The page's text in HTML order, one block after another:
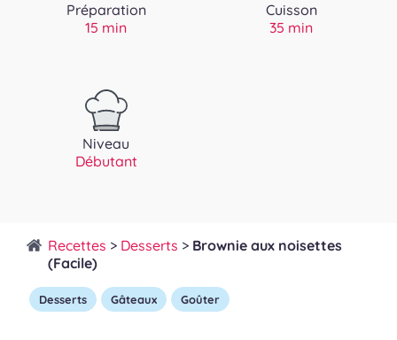
Préparation
15 min
Cuisson
35 min
Niveau
Débutant
Recettes > Desserts > Brownie aux noisettes
(Facile)
Desserts Gâteaux Goûter